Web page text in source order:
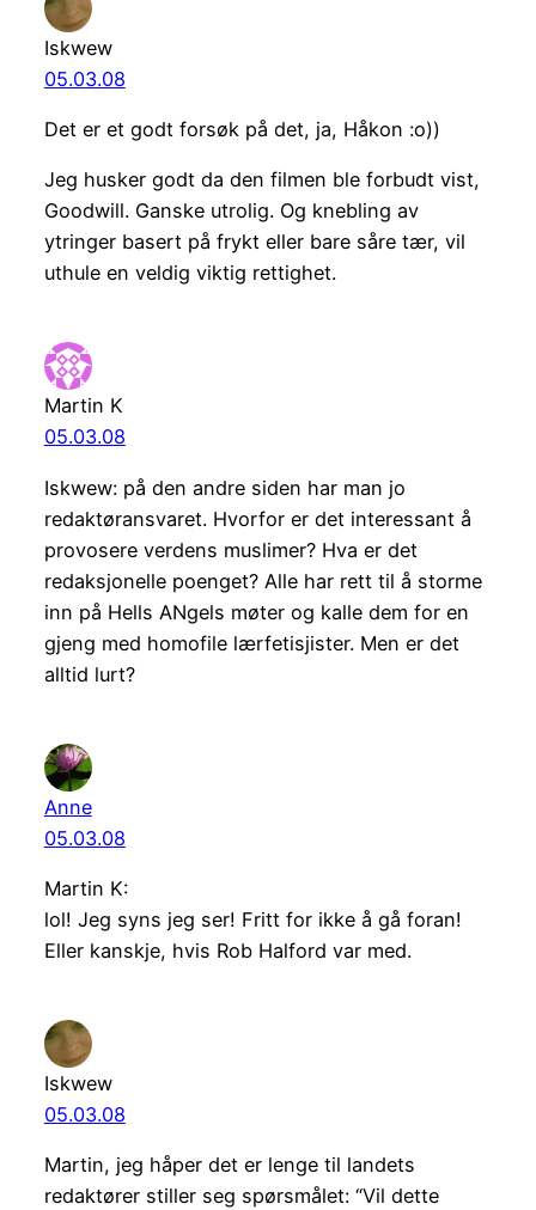
Iskwew
05.03.08
Det er et godt forsøk på det, ja, Håkon :o))
Jeg husker godt da den filmen ble forbudt vist,
Goodwill. Ganske utrolig. Og knebling av
ytringer basert på frykt eller bare såre tær, vil
uthule en veldig viktig rettighet.
Martin K
05.03.08
Iskwew: på den andre siden har man jo
redaktøransvaret. Hvorfor er det interessant å
provosere verdens muslimer? Hva er det
redaksjonelle poenget? Alle har rett til å storme
inn på Hells ANgels møter og kalle dem for en
gjeng med homofile lærfetisjister. Men er det
alltid lurt?
Anne
05.03.08
Martin K:
lol! Jeg syns jeg ser! Fritt for ikke å gå foran!
Eller kanskje, hvis Rob Halford var med.
Iskwew
05.03.08
Martin, jeg håper det er lenge til landets
redaktører stiller seg spørsmålet: “Vil dette